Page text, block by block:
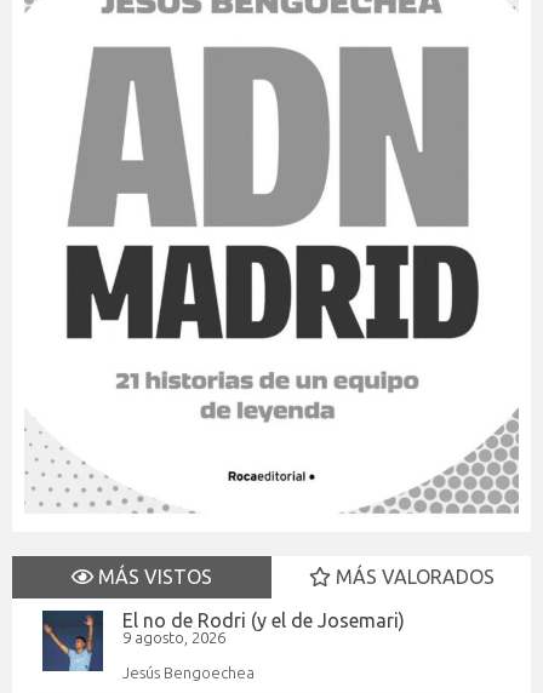
MÁS VISTOS
MÁS VALORADOS
El no de Rodri (y el de Josemari)
9 agosto, 2026
Jesús Bengoechea